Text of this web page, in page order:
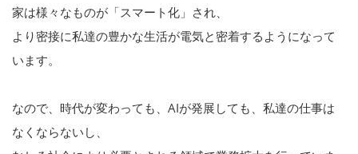
家は様々なものが「スマート化」され、
より密接に私達の豊かな生活が電気と密着するようになって
います。
なので、時代が変わっても、AIが発展しても、私達の仕事は
なくならないし、